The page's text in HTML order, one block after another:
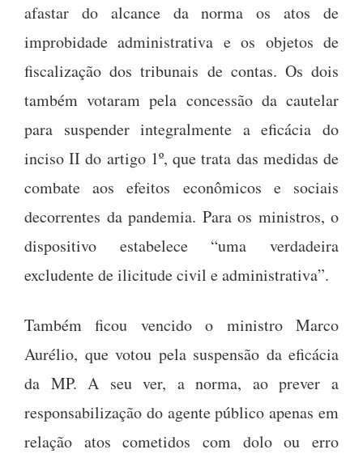
afastar do alcance da norma os atos de
improbidade administrativa e os objetos de
fiscalização dos tribunais de contas. Os dois
também votaram pela concessão da cautelar
para suspender integralmente a eficácia do
inciso II do artigo 1º, que trata das medidas de
combate aos efeitos econômicos e sociais
decorrentes da pandemia. Para os ministros, o
dispositivo estabelece “uma verdadeira
excludente de ilicitude civil e administrativa”.
Também ficou vencido o ministro Marco
Aurélio, que votou pela suspensão da eficácia
da MP. A seu ver, a norma, ao prever a
responsabilização do agente público apenas em
relação atos cometidos com dolo ou erro